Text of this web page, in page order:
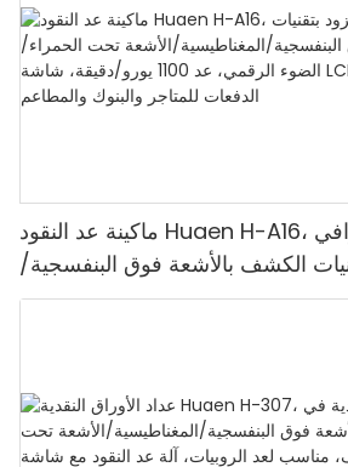
ماكينة عد النقود Huaen H-A16، عداد نقود احترافي
الكشف بالأشعة فوق البنفسجية/
تحت الحمراء/الضوء الرقمي، عد